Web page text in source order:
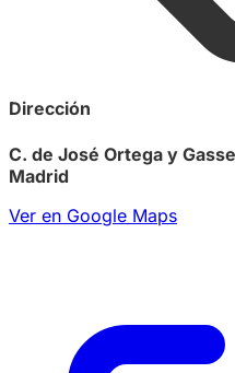
Dirección
C. de José Ortega y
Madrid
Ver en Google Maps